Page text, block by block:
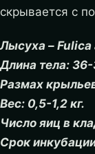
скрывается с
Лысуха – Fulica
Длина тела:
Размах
Вес: 0,5-1,2 кг.
Число яиц в
Срок